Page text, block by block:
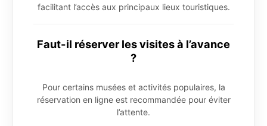
facilitant l’accès aux principaux lieux touristiques.
Faut-il réserver les visites à l’avance
?
Pour certains musées et activités populaires, la
réservation en ligne est recommandée pour éviter
l’attente.